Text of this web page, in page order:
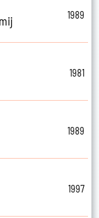
1989
1981
1989
1997